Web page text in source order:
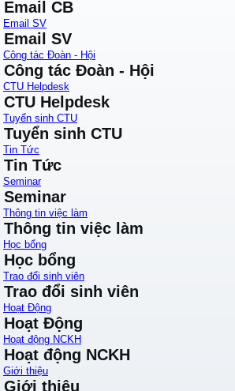
Email CB
Email SV
Email SV
Công tác Đoàn - Hội
Công tác Đoàn - Hội
CTU Helpdesk
CTU Helpdesk
Tuyển sinh CTU
Tuyển sinh CTU
Tin Tức
Tin Tức
Seminar
Seminar
Thông tin việc làm
Thông tin việc làm
Học bổng
Học bổng
Trao đổi sinh viên
Trao đổi sinh viên
Hoạt Động
Hoạt Động
Hoạt động NCKH
Hoạt động NCKH
Giới thiệu
Giới thiệu